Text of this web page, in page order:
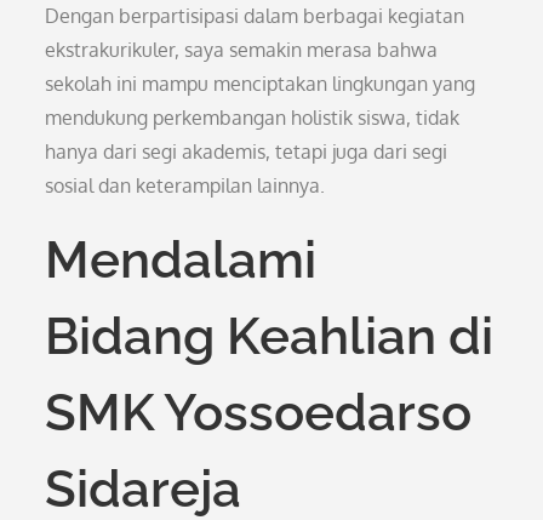
Dengan berpartisipasi dalam berbagai kegiatan
ekstrakurikuler, saya semakin merasa bahwa
sekolah ini mampu menciptakan lingkungan yang
mendukung perkembangan holistik siswa, tidak
hanya dari segi akademis, tetapi juga dari segi
sosial dan keterampilan lainnya.
Mendalami
Bidang Keahlian di
SMK Yossoedarso
Sidareja